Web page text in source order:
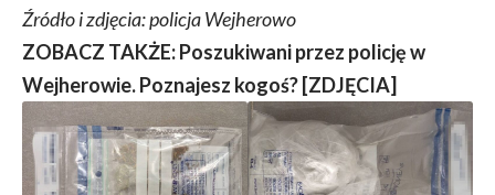
Źródło i zdjęcia: policja Wejherowo
ZOBACZ TAKŻE:Poszukiwani przez policję w
Wejherowie. Poznajesz kogoś? [ZDJĘCIA]